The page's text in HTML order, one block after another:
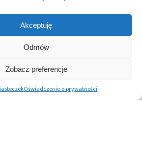
Akceptuję
Odmów
Zobacz preferencje
Oświadczenie o prywatności
ICS wprowadza
przetwornice
DC do
Polska – jubileusz
z perspektywą
dalszego rozwoju